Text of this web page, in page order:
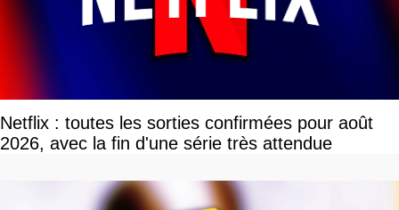
Netflix : toutes les sorties confirmées pour août
2026, avec la fin d'une série très attendue